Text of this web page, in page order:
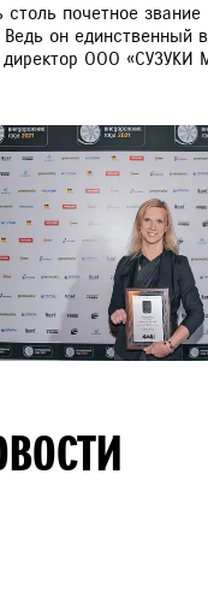
почетное
он
ООО «СУЗУКИ